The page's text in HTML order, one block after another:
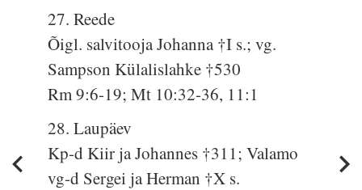
27. Reede
Õigl. salvitooja Johanna †I s.; vg.
Sampson Külalislahke †530
Rm 9:6-19; Mt 10:32-36, 11:1
28. Laupäev
Kp-d Kiir ja Johannes †311; Valamo
vg-d Sergei ja Herman †X s.